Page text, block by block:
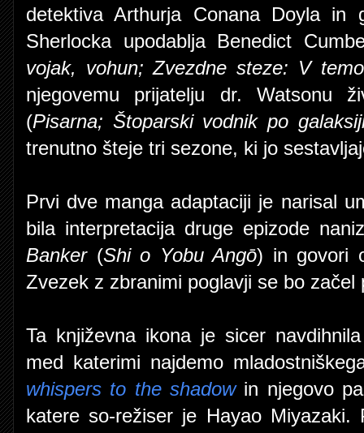
detektiva Arthurja Conana Doyla in
Sherlocka upodablja Benedict
vojak, vohun; Zvezdne steze: V
njegovemu prijatelju dr. Watsonu
(Pisarna; Štoparski vodnik po
trenutno šteje tri sezone, ki jo
Prvi dve manga adaptaciji je narisal
bila interpretacija druge epizode
Banker(Shi o Yobu Angō) in govori
Zvezek z zbranimi poglavji se bo začel
Ta književna ikona je sicer
med katerimi najdemo
whispers to the shadowin njegovo
katere so-režiser je Hayao